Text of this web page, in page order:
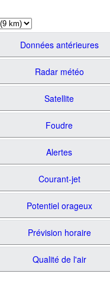
Données antérieures
Radar météo
Satellite
Foudre
Alertes
Courant-jet
Potentiel orageux
Prévision horaire
Qualité de l'air